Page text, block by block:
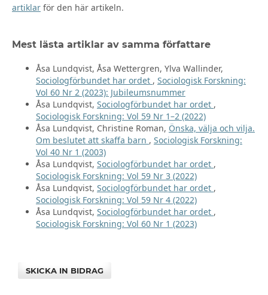
artiklarför den här artikeln.
Mest lästa artiklar av samma författare
Åsa Lundqvist, Åsa Wettergren, Ylva Wallinder,
Sociologförbundet har ordet , Sociologisk Forskning:
Vol 60 Nr 2 (2023): Jubileumsnummer
Åsa Lundqvist, Sociologförbundet har ordet ,
Sociologisk Forskning: Vol 59 Nr 1–2 (2022)
Åsa Lundqvist, Christine Roman, Önska, välja och vilja.
Om beslutet att skaffa barn , Sociologisk Forskning:
Vol 40 Nr 1 (2003)
Åsa Lundqvist, Sociologförbundet har ordet ,
Sociologisk Forskning: Vol 59 Nr 3 (2022)
Åsa Lundqvist, Sociologförbundet har ordet ,
Sociologisk Forskning: Vol 59 Nr 4 (2022)
Åsa Lundqvist, Sociologförbundet har ordet ,
Sociologisk Forskning: Vol 60 Nr 1 (2023)
SKICKA IN BIDRAG